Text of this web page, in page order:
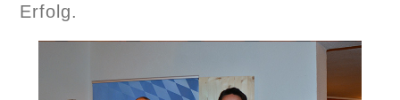
Erfolg.